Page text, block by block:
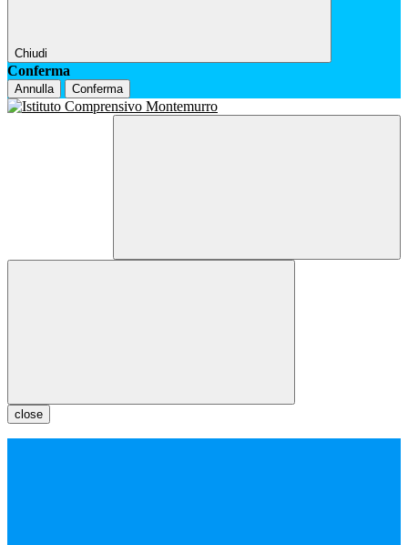
Chiudi
Conferma
Annulla Conferma
close